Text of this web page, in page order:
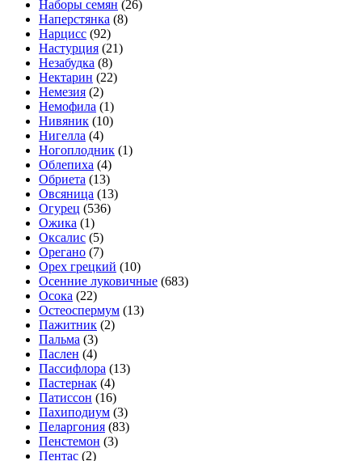
Наборы семян (26)
Наперстянка (8)
Нарцисс (92)
Настурция (21)
Незабудка (8)
Нектарин (22)
Немезия (2)
Немофила (1)
Нивяник (10)
Нигелла (4)
Ногоплодник (1)
Облепиха (4)
Обриета (13)
Овсяница (13)
Огурец (536)
Ожика (1)
Оксалис (5)
Орегано (7)
Орех грецкий (10)
Осенние луковичные (683)
Осока (22)
Остеоспермум (13)
Пажитник (2)
Пальма (3)
Паслен (4)
Пассифлора (13)
Пастернак (4)
Патиссон (16)
Пахиподиум (3)
Пеларгония (83)
Пенстемон (3)
Пентас (2)